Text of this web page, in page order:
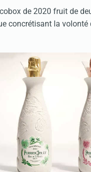
de 2020 fruit de
concrétisant la